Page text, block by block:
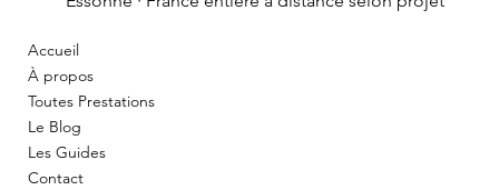
Accueil
À propos
Toutes Prestations
Le Blog
Les Guides
Contact